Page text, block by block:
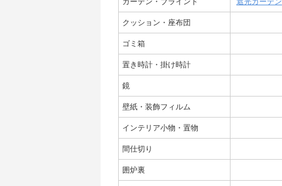
クッション・座布団
ゴミ箱
置き時計・掛け時計
鏡
壁紙・装飾フィルム
インテリア小物・置物
間仕切り
囲炉裏